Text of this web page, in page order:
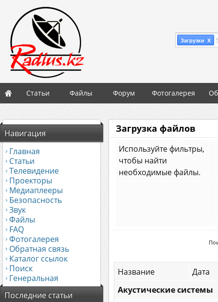
Загрузки X
Статьи Файлы Форум Фотогалерея
Навигация
Главная
Статьи
Телевидение
Проекторы
Медиаплееры
Безопасность
Звук
Файлы
FAQ
Фотогалерея
Обратная связь
Каталог ссылок
Поиск
Генеральная
Последние статьи
Загрузка файлов
Используйте фильтры,
чтобы найти
необходимые файлы.
Название
Дата
Акустические системы